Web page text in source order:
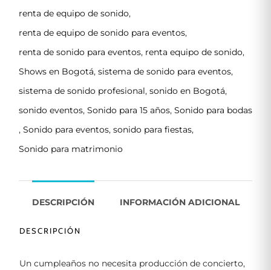
renta de equipo de sonido,
renta de equipo de sonido para eventos,
renta de sonido para eventos, renta equipo de sonido,
Shows en Bogotá, sistema de sonido para eventos,
sistema de sonido profesional, sonido en Bogotá,
sonido eventos, Sonido para 15 años, Sonido para bodas
, Sonido para eventos, sonido para fiestas,
Sonido para matrimonio
DESCRIPCIÓN INFORMACIÓN ADICIONAL
DESCRIPCIÓN
Un cumpleaños no necesita producción de concierto,